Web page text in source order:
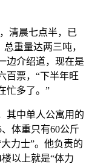
清晨七点半，已
重量达两三吨，
边介绍道，现在是
百票，“下半年旺
忙多了。”
其中单人公寓用的
体重只有60公斤
力士”。他负责的
以上就是“体力